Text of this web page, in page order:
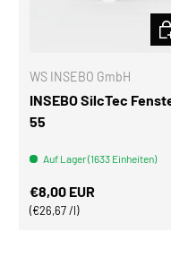
WS INSEBO GmbH
INSEBO SilcTec
55
Auf Lager (1633 Einheiten)
Normaler Preis
€8,00 EUR
Grundpreis
€26,67 /l